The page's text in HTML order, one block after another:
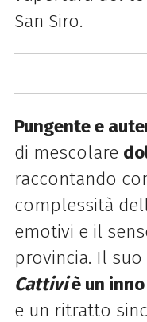
San Siro.
Pungente e
di mescolare
raccontando
complessità
emotivi e il
provincia. Il
Cattiviè un
e un ritratto